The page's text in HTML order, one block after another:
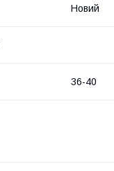
Новий
36-40